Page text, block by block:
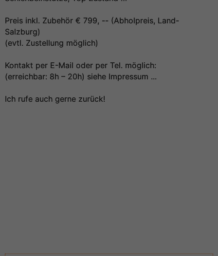
Preis inkl. Zubehör € 799, -- (Abholpreis, Land-
Salzburg)
(evtl. Zustellung möglich)
Kontakt per E-Mail oder per Tel. möglich:
(erreichbar: 8h – 20h) siehe Impressum ...
Ich rufe auch gerne zurück!